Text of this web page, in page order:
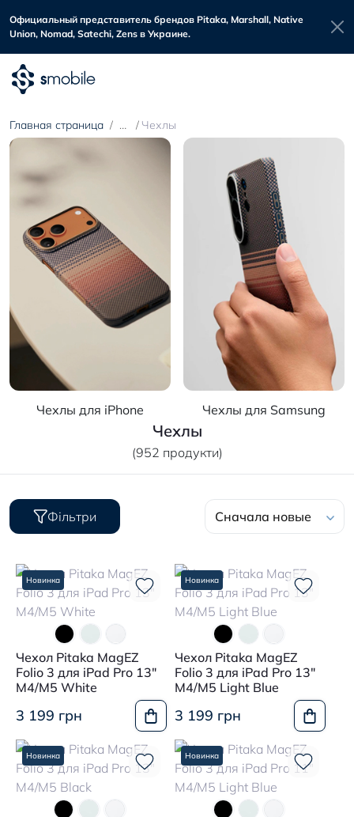
Официальный представитель брендов Pitaka, Marshall, Native
Union, Nomad, Satechi, Zens в Украине.
Главная страница Чехлы
Чехлы для iPhone Чехлы для Samsung
Чехлы
(952 продукти)
Фільтри Сначала новые
Новинка
Чехол Pitaka MagEZ
Folio 3 для iPad Pro 13"
M4/M5 White
3 199 грн
Новинка
Чехол Pitaka MagEZ
Folio 3 для iPad Pro 13"
M4/M5 Light Blue
3 199 грн
Новинка Новинка